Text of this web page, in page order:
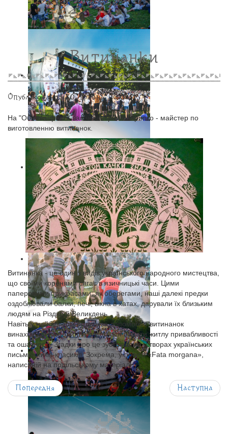
Витинанки
Опубліковано: 30 травня 2012
На "Обнова-фесті" вас чекає Ірина Кирилко - майстер по
виготовленню витинанок.
Витинанка - це один з видів українського народного мистецтва,
що своїми коренями сягає в язичницькі часи. Цими
паперовими прикрасами, як оберегами, наші далекі предки
оздоблювали балки, печі, вікна в хатах, дарували їх близьким
людям на Різдво й Великдень.
Навіть у найбіднішій родині за допомогою витинанок
винахідливі господині намагалися надати житлу привабливості
та ошатності. Згадки про це зустрічаємо у творах українських
письменників-класиків. Зокрема, у повісті «Fata morgana»,
написаній на подільському матеріалі.
Попередня Наступна